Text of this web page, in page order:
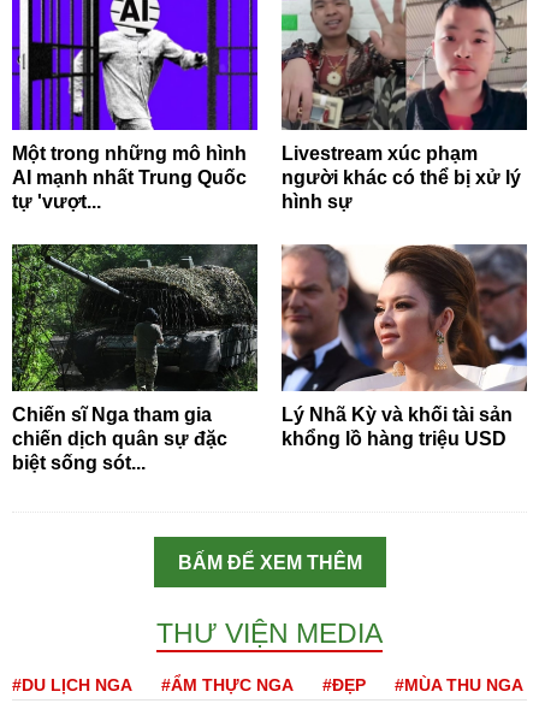
Một trong những mô hình
AI mạnh nhất Trung Quốc
tự 'vượt...
Livestream xúc phạm
người khác có thể bị xử lý
hình sự
Chiến sĩ Nga tham gia
chiến dịch quân sự đặc
biệt sống sót...
Lý Nhã Kỳ và khối tài sản
khổng lồ hàng triệu USD
BẤM ĐỂ XEM THÊM
THƯ VIỆN MEDIA
#DU LỊCH NGA #ẨM THỰC NGA #ĐẸP #MÙA THU NGA